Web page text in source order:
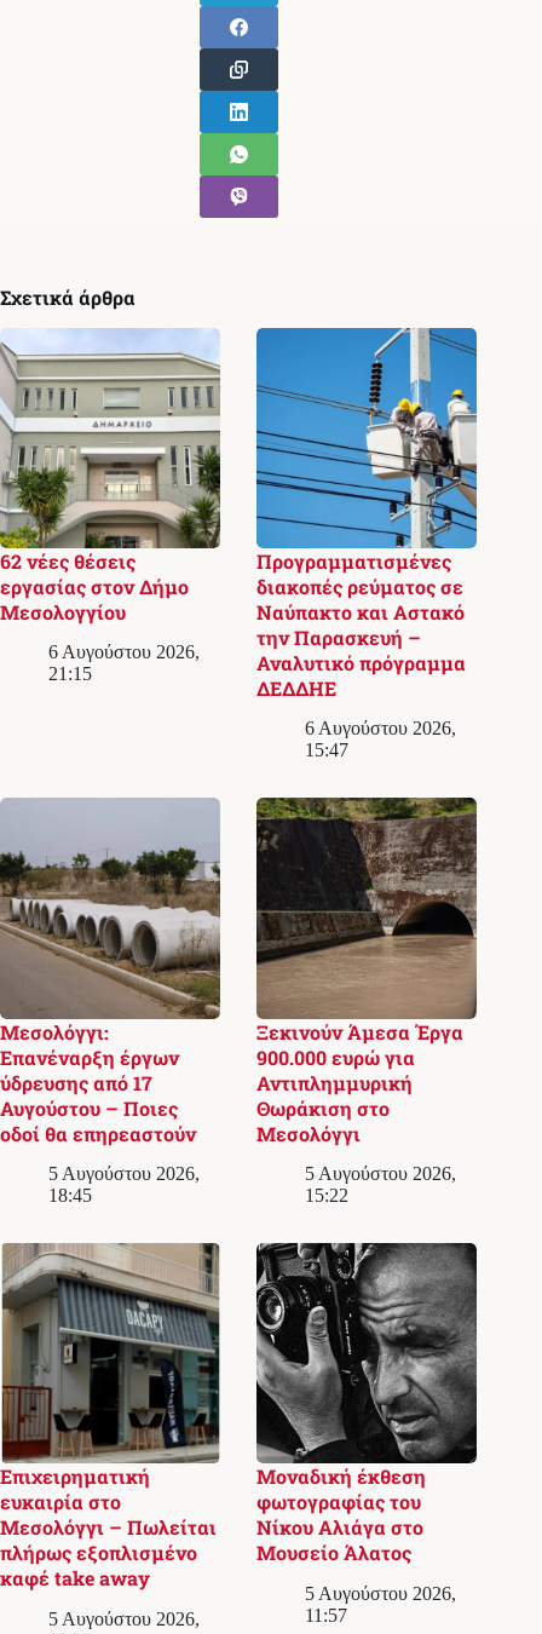
Σχετικά άρθρα
62 νέες θέσεις
εργασίας στον Δήμο
Μεσολογγίου
6 Αυγούστου 2026,
21:15
Προγραμματισμένες
διακοπές ρεύματος σε
Ναύπακτο και Αστακό
την Παρασκευή –
Αναλυτικό πρόγραμμα
ΔΕΔΔΗΕ
6 Αυγούστου 2026,
15:47
Μεσολόγγι:
Επανέναρξη έργων
ύδρευσης από 17
Αυγούστου – Ποιες
οδοί θα επηρεαστούν
5 Αυγούστου 2026,
18:45
Ξεκινούν Άμεσα Έργα
900.000 ευρώ για
Αντιπλημμυρική
Θωράκιση στο
Μεσολόγγι
5 Αυγούστου 2026,
15:22
Επιχειρηματική
ευκαιρία στο
Μεσολόγγι – Πωλείται
πλήρως εξοπλισμένο
καφέ take away
5 Αυγούστου 2026,
Μοναδική έκθεση
φωτογραφίας του
Νίκου Αλιάγα στο
Μουσείο Άλατος
5 Αυγούστου 2026,
11:57